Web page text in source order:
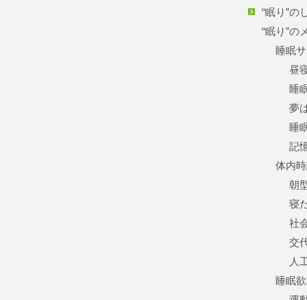
“眠り”の
“眠り”の
睡眠
昼
睡
夢
睡
記
体内
朝
寝
社
交
人
睡眠